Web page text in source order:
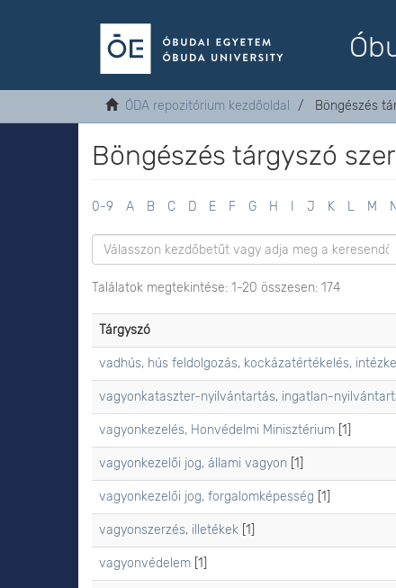
ÓDA repozitórium kezdőoldal Böngészés
Böngészés tárgyszó
0-9 A B C D E F G H J K L M N
Találatok megtekintése: 1-20 összesen: 174
Tárgyszó
vadhús, hús feldolgozás, kockázatértékelés,
vagyonkataszter-nyilvántartás, ingatlan-
vagyonkezelés, Honvédelmi Minisztérium [1]
vagyonkezelői jog, állami vagyon [1]
vagyonkezelői jog, forgalomképesség [1]
vagyonszerzés, illetékek [1]
vagyonvédelem [1]